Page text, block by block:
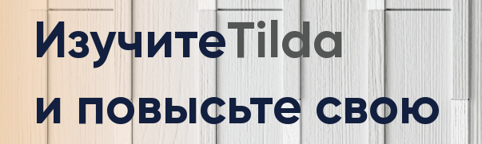
Изучите
и повысьте свою